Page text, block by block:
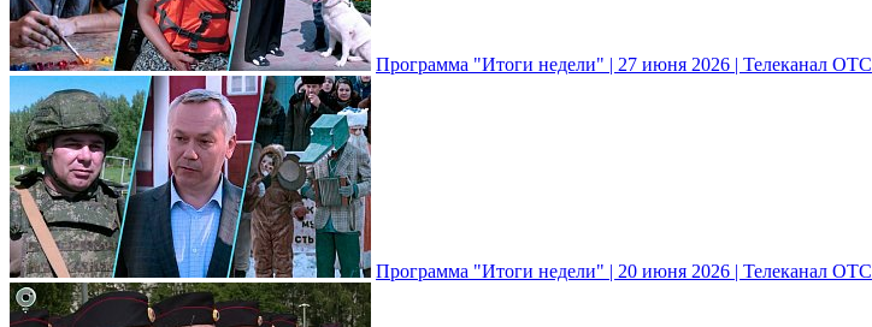
Программа "Итоги недели" | 27 июня 2026 | Телеканал ОТС
Программа "Итоги недели" | 20 июня 2026 | Телеканал ОТС